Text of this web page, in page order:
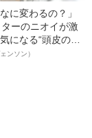
に変わるの？」
ーのニオイが激
になる“頭皮のニ
き”を解消す
ンソン）